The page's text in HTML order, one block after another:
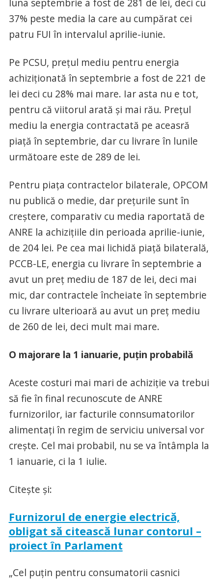
luna septembrie a fost de 281 de lei, deci cu
37% peste media la care au cumpărat cei
patru FUI în intervalul aprilie-iunie.
Pe PCSU, preţul mediu pentru energia
achiziţionată în septembrie a fost de 221 de
lei deci cu 28% mai mare. Iar asta nu e tot,
pentru că viitorul arată şi mai rău. Preţul
mediu la energia contractată pe aceasră
piaţă în septembrie, dar cu livrare în lunile
următoare este de 289 de lei.
Pentru piaţa contractelor bilaterale, OPCOM
nu publică o medie, dar preţurile sunt în
creştere, comparativ cu media raportată de
ANRE la achiziţiile din perioada aprilie-iunie,
de 204 lei. Pe cea mai lichidă piaţă bilaterală,
PCCB-LE, energia cu livrare în septembrie a
avut un preţ mediu de 187 de lei, deci mai
mic, dar contractele încheiate în septembrie
cu livrare ulterioară au avut un preţ mediu
de 260 de lei, deci mult mai mare.
O majorare la 1 ianuarie, puţin probabilă
Aceste costuri mai mari de achiziţie va trebui
să fie în final recunoscute de ANRE
furnizorilor, iar facturile connsumatorilor
alimentaţi în regim de serviciu universal vor
creşte. Cel mai probabil, nu se va întâmpla la
1 ianuarie, ci la 1 iulie.
Citeşte şi:
Furnizorul de energie electrică,
obligat să citească lunar contorul –
proiect în Parlament
„Cel puţin pentru consumatorii casnici